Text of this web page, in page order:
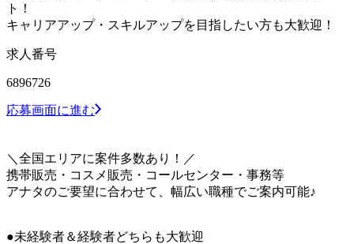
ト！
キャリアアップ・スキルアップを目指したい方も大歓迎！
求人番号
6896726
応募画面に進む
＼全国エリアに案件多数あり！／
携帯販売・コスメ販売・コールセンター・事務等
アナタのご要望に合わせて、幅広い職種でご案内可能♪
●未経験者＆経験者どちらも大歓迎